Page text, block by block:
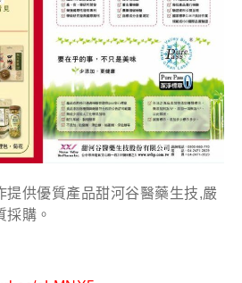
提供優質產品甜河谷醫藥生技,嚴
採購。